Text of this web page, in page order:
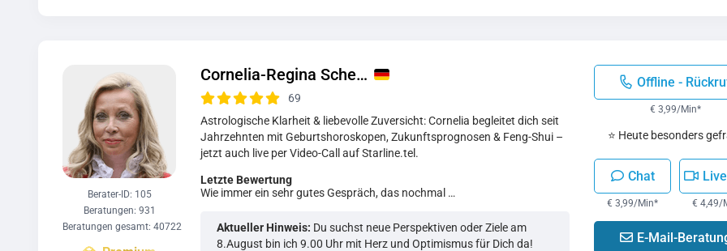
Cornelia-Regina Sche…
69
Astrologische Klarheit & liebevolle Zuversicht: Cornelia begleitet dich seit
Jahrzehnten mit Geburtshoroskopen, Zukunftsprognosen & Feng-Shui –
jetzt auch live per Video-Call auf Starline.tel.
Berater-ID: 105
Beratungen: 931
Beratungen gesamt: 40722
Letzte Bewertung
Wie immer ein sehr gutes Gespräch, das nochmal …
Offline -
€ 3,99/Min*
⭐ Heute besonders
Chat
€ 3,99/Min* € 4,49/
E-Mail-
Aktueller Hinweis: Du suchst neue Perspektiven oder Ziele am
8.August bin ich 9.00 Uhr mit Herz und Optimismus für Dich da!